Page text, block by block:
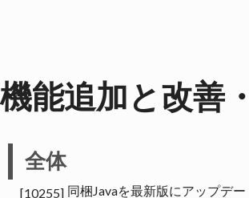
機能追加と改善
全体
[10255] 同梱Javaを最新版にアップデ